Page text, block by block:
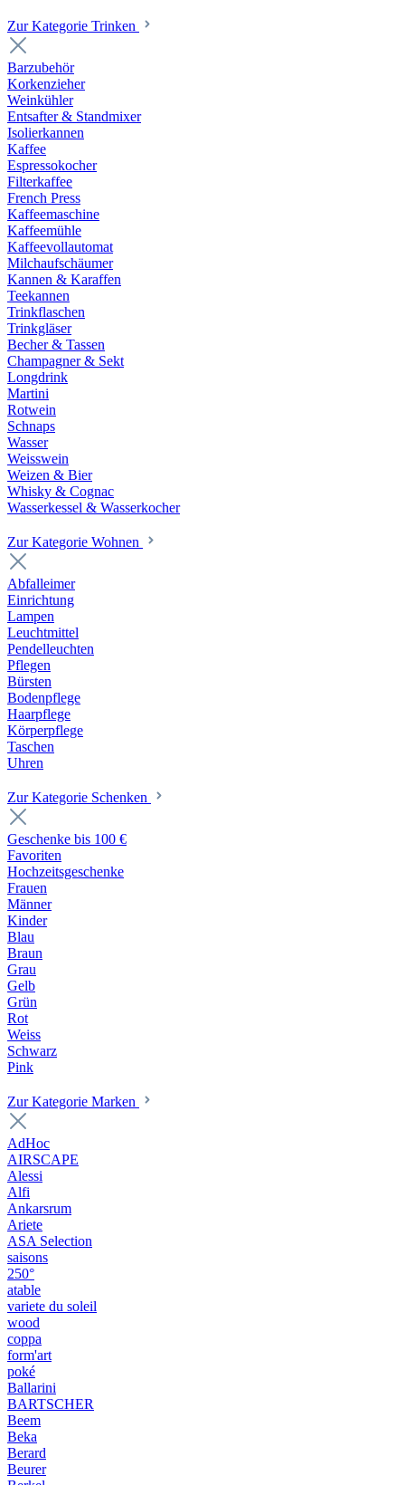
Zur Kategorie Trinken
Barzubehör
Korkenzieher
Weinkühler
Entsafter & Standmixer
Isolierkannen
Kaffee
Espressokocher
Filterkaffee
French Press
Kaffeemaschine
Kaffeemühle
Kaffeevollautomat
Milchaufschäumer
Kannen & Karaffen
Teekannen
Trinkflaschen
Trinkgläser
Becher & Tassen
Champagner & Sekt
Longdrink
Martini
Rotwein
Schnaps
Wasser
Weisswein
Weizen & Bier
Whisky & Cognac
Wasserkessel & Wasserkocher
Zur Kategorie Wohnen
Abfalleimer
Einrichtung
Lampen
Leuchtmittel
Pendelleuchten
Pflegen
Bürsten
Bodenpflege
Haarpflege
Körperpflege
Taschen
Uhren
Zur Kategorie Schenken
Geschenke bis 100 €
Favoriten
Hochzeitsgeschenke
Frauen
Männer
Kinder
Blau
Braun
Grau
Gelb
Grün
Rot
Weiss
Schwarz
Pink
Zur Kategorie Marken
AdHoc
AIRSCAPE
Alessi
Alfi
Ankarsrum
Ariete
ASA Selection
saisons
250°
atable
variete du soleil
wood
coppa
form'art
poké
Ballarini
BARTSCHER
Beem
Beka
Berard
Beurer